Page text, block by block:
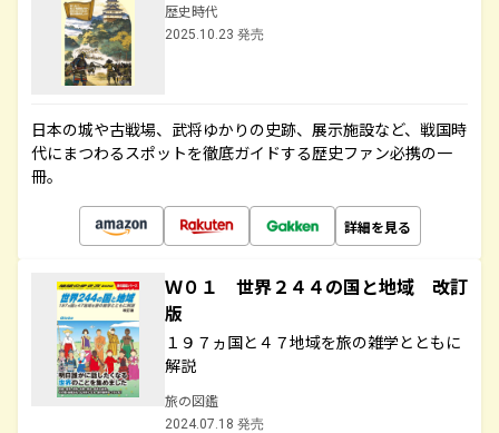
歴史時代
2025.10.23 発売
日本の城や古戦場、武将ゆかりの史跡、展示施設など、戦国時
代にまつわるスポットを徹底ガイドする歴史ファン必携の一
冊。
詳細を見る
Ｗ０１ 世界２４４の国と地域 改訂
版
１９７ヵ国と４７地域を旅の雑学とともに
解説
旅の図鑑
2024.07.18 発売